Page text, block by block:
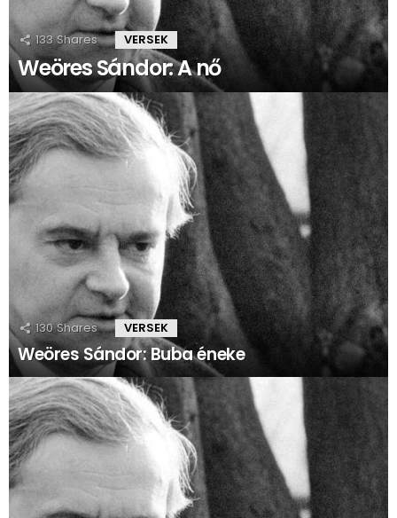
133 Shares VERSEK
Weöres Sándor: A nő
130 Shares VERSEK
Weöres Sándor: Buba éneke